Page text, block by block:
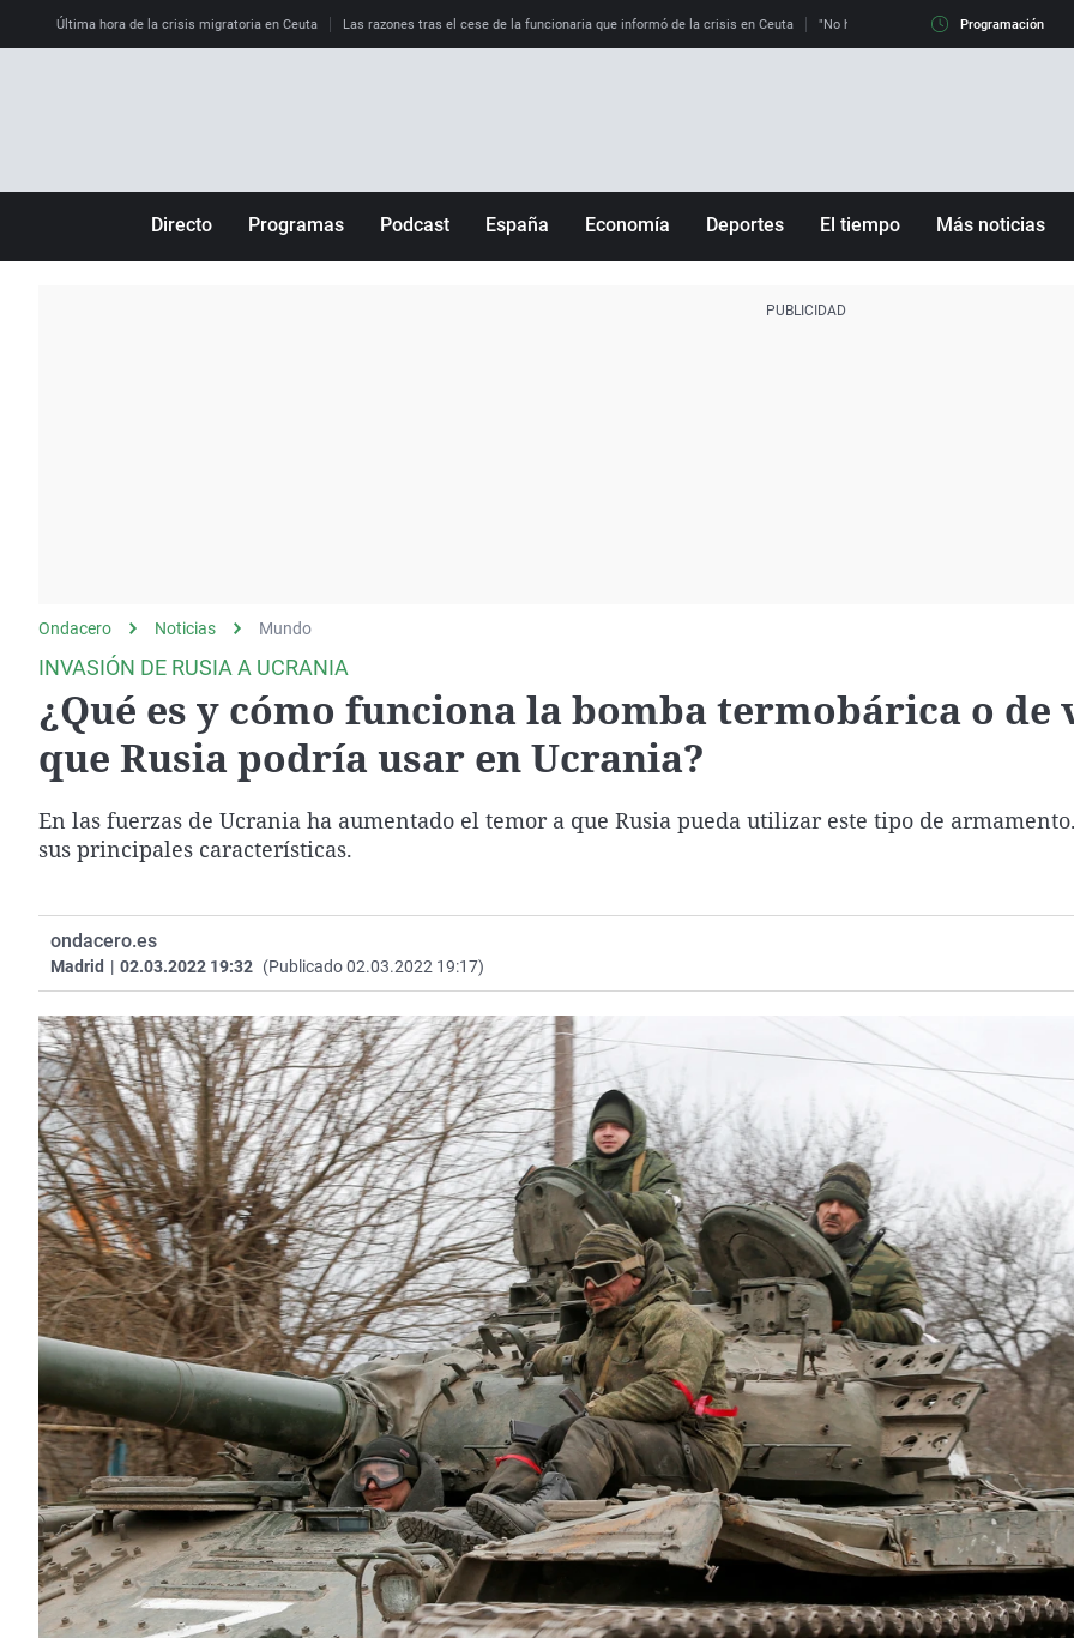
Última hora de la crisis migratoria en Ceuta Las razones tras el cese de la funcionaria que informó de la crisis en Ceuta "No hay mafias, que no nos engañen":
Programación
Directo Programas
Como el perro y el
Podcast
Operación Viuda
Negra
España
País Vasco
Economía Deportes El tiempo Más noticias
Ondacero Noticias Mundo
INVASIÓN DE RUSIA A UCRANIA
¿Qué es y cómo funciona la bomba termobárica o de
que Rusia podría usar en Ucrania?
En las fuerzas de Ucrania ha aumentado el temor a que Rusia pueda utilizar este tipo de
sus principales características.
ondacero.es
Madrid | 02.03.2022 19:32 (Publicado 02.03.2022 19:17)